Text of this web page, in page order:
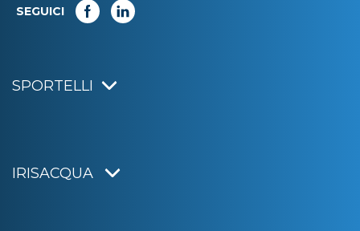
SEGUICI
SPORTELLI
IRISACQUA